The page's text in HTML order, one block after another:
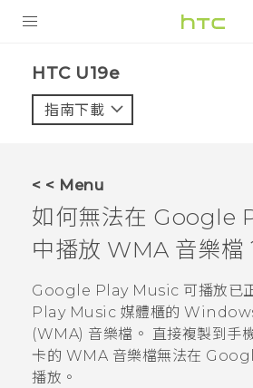
VIVE
VIVERSE
應用程式
支援服務
登入
HTC U19e‎
指南下載
< < Menu
如何無法在 Google
中播放 WMA 音樂檔
Google Play Music 可播放已
Play Music 媒體櫃的
(WMA) 音樂檔。 直接複製到手
卡的 WMA 音樂檔無法在
播放。